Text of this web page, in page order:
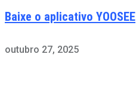
Baixe o aplicativo YOOSEE
outubro 27, 2025